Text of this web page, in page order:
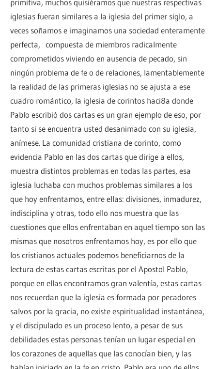
primitiva, muchos quisiéramos que nuestras respectivas
iglesias fueran similares a la iglesia del primer siglo, a
veces soñamos e imaginamos una sociedad enteramente
perfecta, compuesta de miembros radicalmente
comprometidos viviendo en ausencia de pecado, sin
ningún problema de fe o de relaciones, lamentablemente
la realidad de las primeras iglesias no se ajusta a ese
cuadro romántico, la iglesia de corintos haci8a donde
Pablo escribió dos cartas es un gran ejemplo de eso, por
tanto si se encuentra usted desanimado con su iglesia,
anímese. La comunidad cristiana de corinto, como
evidencia Pablo en las dos cartas que dirige a ellos,
muestra distintos problemas en todas las partes, esa
iglesia luchaba con muchos problemas similares a los
que hoy enfrentamos, entre ellas: divisiones, inmadurez,
indisciplina y otras, todo ello nos muestra que las
cuestiones que ellos enfrentaban en aquel tiempo son las
mismas que nosotros enfrentamos hoy, es por ello que
los cristianos actuales podemos beneficiarnos de la
lectura de estas cartas escritas por el Apostol Pablo,
porque en ellas encontramos gran valentía, estas cartas
nos recuerdan que la iglesia es formada por pecadores
salvos por la gracia, no existe espiritualidad instantánea,
y el discipulado es un proceso lento, a pesar de sus
debilidades estas personas tenían un lugar especial en
los corazones de aquellas que las conocían bien, y las